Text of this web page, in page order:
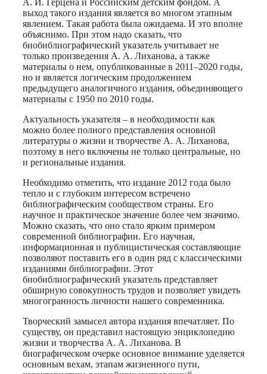
А. И. Герцена и Российским детским фондом. А
выход такого издания является во многом этапным
явлением. Такая работа была ожидаема. И это вполне
объяснимо. При этом надо сказать, что
биобиблиографический указатель учитывает не
только произведения А. А. Лиханова, а также
материалы о нем, опубликованные в 2011–2020 годы,
но и является логическим продолжением
предыдущего аналогичного издания, объединяющего
материалы с 1950 по 2010 годы.
Актуальность указателя – в необходимости как
можно более полного представления основной
литературы о жизни и творчестве А. А. Лиханова,
поэтому в него включены не только центральные, но
и региональные издания.
Необходимо отметить, что издание 2012 года было
тепло и с глубоким интересом встречено
библиографическим сообществом страны. Его
научное и практическое значение более чем значимо.
Можно сказать, что оно стало ярким примером
современной библиографии. Его научная,
информационная и публицистическая составляющие
позволяют поставить его в один ряд с классическими
изданиями библиографии. Этот
биобиблиографический указатель представляет
обширную совокупность трудов и позволяет увидеть
многогранность личности нашего современника.
Творческий замысел автора издания впечатляет. По
существу, он представил настоящую энциклопедию
жизни и творчества А. А. Лиханова. В
биографическом очерке основное внимание уделяется
основным вехам, этапам жизненного пути,